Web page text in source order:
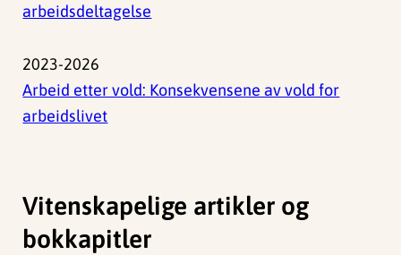
arbeidsdeltagelse
2023-2026
Arbeid etter vold: Konsekvensene av vold for
arbeidslivet
Vitenskapelige artikler og
bokkapitler